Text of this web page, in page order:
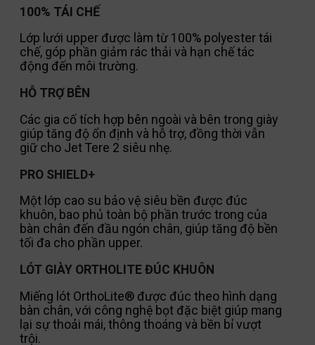
100% TÁI CHẾ
Lớp lưới upper được làm từ 100% polyester tái
chế, góp phần giảm rác thải và hạn chế tác
động đến môi trường.
HỖ TRỢ BÊN
Các gia cố tích hợp bên ngoài và bên trong giày
giúp tăng độ ổn định và hỗ trợ, đồng thời vẫn
giữ cho Jet Tere 2 siêu nhẹ.
PRO SHIELD+
Một lớp cao su bảo vệ siêu bền được đúc
khuôn, bao phủ toàn bộ phần trước trong của
bàn chân đến đầu ngón chân, giúp tăng độ bền
tối đa cho phần upper.
LÓT GIÀY ORTHOLITE ĐÚC KHUÔN
Miếng lót OrthoLite® được đúc theo hình dạng
bàn chân, với công nghệ bọt đặc biệt giúp mang
lại sự thoải mái, thông thoáng và bền bỉ vượt
trội.